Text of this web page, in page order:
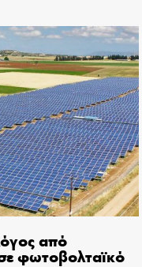
από
φωτοβολταϊκό